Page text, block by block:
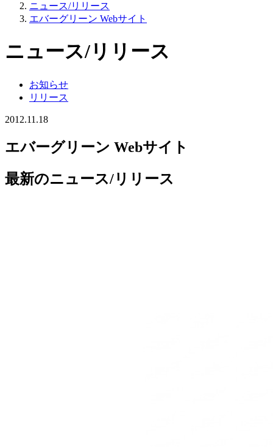
ニュース/リリース
エバーグリーン Webサイト
ニュース/リリース
お知らせ
リリース
2012.11.18
エバーグリーン Webサイト
最新のニュース/リリース